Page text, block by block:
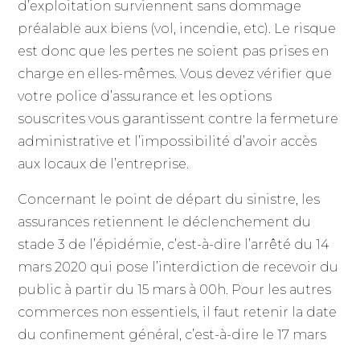
d’exploitation surviennent sans dommage
préalable aux biens (vol, incendie, etc). Le risque
est donc que les pertes ne soient pas prises en
charge en elles-mêmes. Vous devez vérifier que
votre police d’assurance et les options
souscrites vous garantissent contre la fermeture
administrative et l’impossibilité d’avoir accès
aux locaux de l’entreprise.
Concernant le point de départ du sinistre, les
assurances retiennent le déclenchement du
stade 3 de l’épidémie, c’est-à-dire l’arrêté du 14
mars 2020 qui pose l’interdiction de recevoir du
public à partir du 15 mars à 00h. Pour les autres
commerces non essentiels, il faut retenir la date
du confinement général, c’est-à-dire le 17 mars